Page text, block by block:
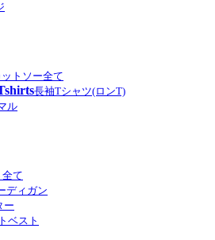
ットソー全て
長袖Tシャツ(ロンT)
ル
全て
ディガン
ー
ベスト